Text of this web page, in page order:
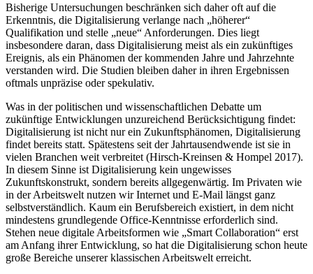
Bisherige Untersuchungen beschränken sich daher oft auf die
Erkenntnis, die Digitalisierung verlange nach „höherer“
Qualifikation und stelle „neue“ Anforderungen. Dies liegt
insbesondere daran, dass Digitalisierung meist als ein zukünftiges
Ereignis, als ein Phänomen der kommenden Jahre und Jahrzehnte
verstanden wird. Die Studien bleiben daher in ihren Ergebnissen
oftmals unpräzise oder spekulativ.
Was in der politischen und wissenschaftlichen Debatte um
zukünftige Entwicklungen unzureichend Berücksichtigung findet:
Digitalisierung ist nicht nur ein Zukunftsphänomen, Digitalisierung
findet bereits statt. Spätestens seit der Jahrtausendwende ist sie in
vielen Branchen weit verbreitet (Hirsch-Kreinsen & Hompel 2017).
In diesem Sinne ist Digitalisierung kein ungewisses
Zukunftskonstrukt, sondern bereits allgegenwärtig. Im Privaten wie
in der Arbeitswelt nutzen wir Internet und E-Mail längst ganz
selbstverständlich. Kaum ein Berufsbereich existiert, in dem nicht
mindestens grundlegende Office-Kenntnisse erforderlich sind.
Stehen neue digitale Arbeitsformen wie „Smart Collaboration“ erst
am Anfang ihrer Entwicklung, so hat die Digitalisierung schon heute
große Bereiche unserer klassischen Arbeitswelt erreicht.